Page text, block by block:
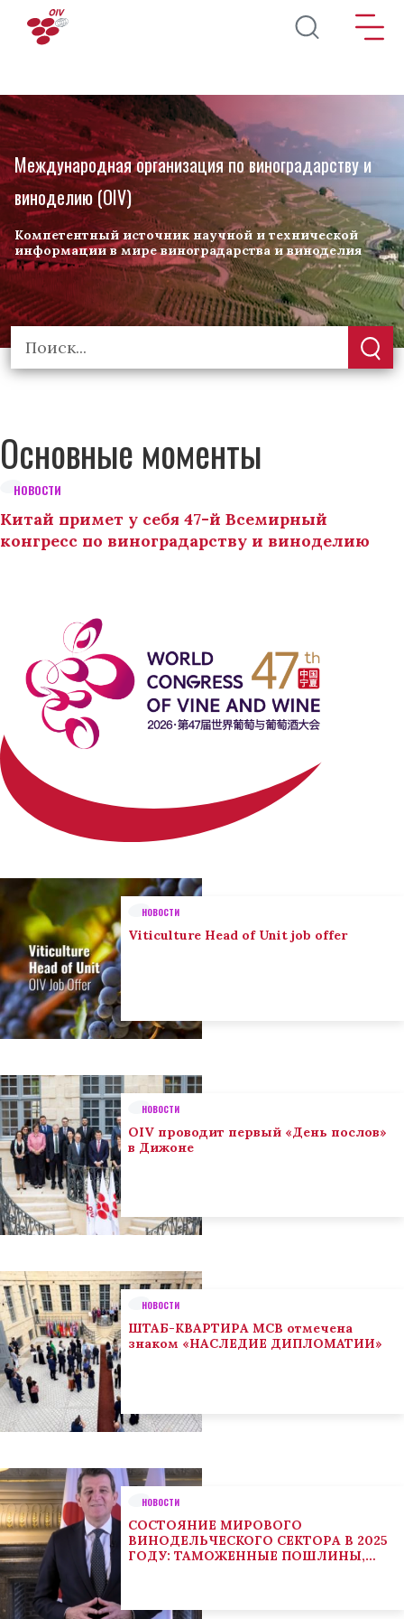
Перейти к основному содержанию
Международная организация по виноградарству и
виноделию (OIV)
Компетентный источник научной и технической
информации в мире виноградарства и виноделия
Основные моменты
НОВОСТИ
Китай примет у себя 47-й Всемирный
конгресс по виноградарству и виноделию
НОВОСТИ
Viticulture Head of Unit job offer
НОВОСТИ
OIV проводит первый «День послов»
в Дижоне
НОВОСТИ
ШТАБ-КВАРТИРА МСВ отмечена
знаком «НАСЛЕДИЕ ДИПЛОМАТИИ»
НОВОСТИ
СОСТОЯНИЕ МИРОВОГО
ВИНОДЕЛЬЧЕСКОГО СЕКТОРА В 2025
ГОДУ: ТАМОЖЕННЫЕ ПОШЛИНЫ,